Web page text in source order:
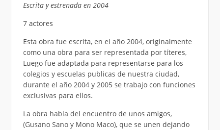
Escrita y estrenada en 2004
7 actores
Esta obra fue escrita, en el año 2004, originalmente
como una obra para ser representada por títeres,
Luego fue adaptada para representarse para los
colegios y escuelas publicas de nuestra ciudad,
durante el año 2004 y 2005 se trabajo con funciones
exclusivas para ellos.
La obra habla del encuentro de unos amigos,
(Gusano Sano y Mono Maco), que se unen dejando